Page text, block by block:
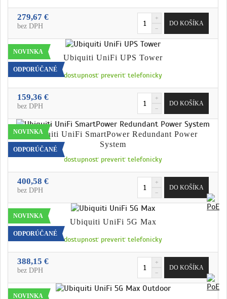
279,67 €
bez DPH
NOVINKA
ODPORÚČANÉ
Ubiquiti UniFi UPS Tower
dostupnosť preveriť telefonicky
159,36 €
bez DPH
NOVINKA
ODPORÚČANÉ
Ubiquiti UniFi SmartPower Redundant Power
System
dostupnosť preveriť telefonicky
400,58 €
bez DPH
NOVINKA
ODPORÚČANÉ
Ubiquiti UniFi 5G Max
dostupnosť preveriť telefonicky
388,15 €
bez DPH
NOVINKA